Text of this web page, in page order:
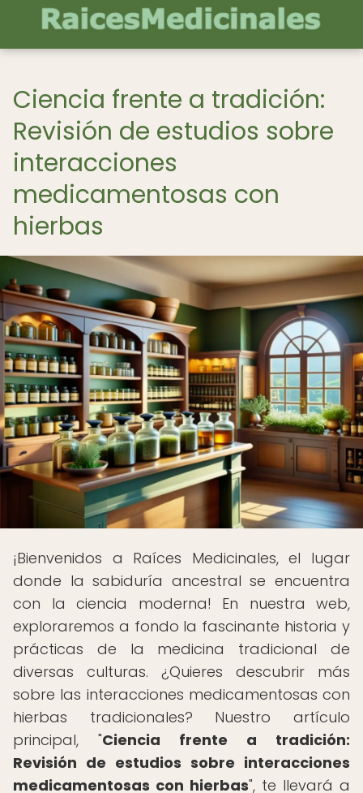
Ciencia frente a tradición:
Revisión de estudios sobre
interacciones
medicamentosas con
hierbas
¡Bienvenidos a Raíces Medicinales, el lugar
donde la sabiduría ancestral se encuentra
con la ciencia moderna! En nuestra web,
exploraremos a fondo la fascinante historia y
prácticas de la medicina tradicional de
diversas culturas. ¿Quieres descubrir más
sobre las interacciones medicamentosas con
hierbas tradicionales? Nuestro artículo
principal, "Ciencia frente a tradición:
Revisión de estudios sobre interacciones
medicamentosas con hierbas", te llevará a